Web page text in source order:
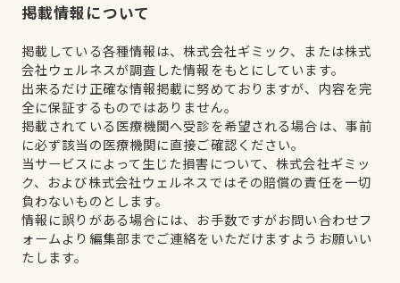
掲載情報について
掲載している各種情報は、株式会社ギミック、または株式
会社ウェルネスが調査した情報をもとにしています。
出来るだけ正確な情報掲載に努めておりますが、内容を完
全に保証するものではありません。
掲載されている医療機関へ受診を希望される場合は、事前
に必ず該当の医療機関に直接ご確認ください。
当サービスによって生じた損害について、株式会社ギミッ
ク、および株式会社ウェルネスではその賠償の責任を一切
負わないものとします。
情報に誤りがある場合には、お手数ですがお問い合わせフ
ォームより編集部までご連絡をいただけますようお願いい
たします。